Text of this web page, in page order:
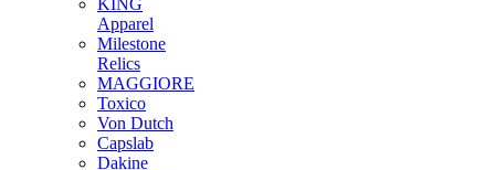
KING
Apparel
Milestone
Relics
MAGGIORE
Toxico
Von Dutch
Capslab
Dakine